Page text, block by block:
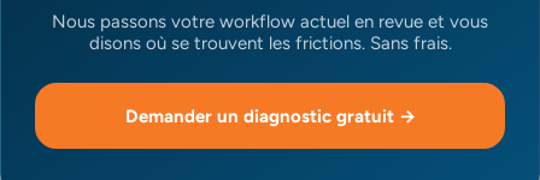
Nous passons votre workflow actuel en revue et vous
disons où se trouvent les frictions. Sans frais.
Demander un diagnostic gratuit →